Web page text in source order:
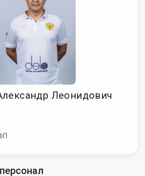
Леонидович